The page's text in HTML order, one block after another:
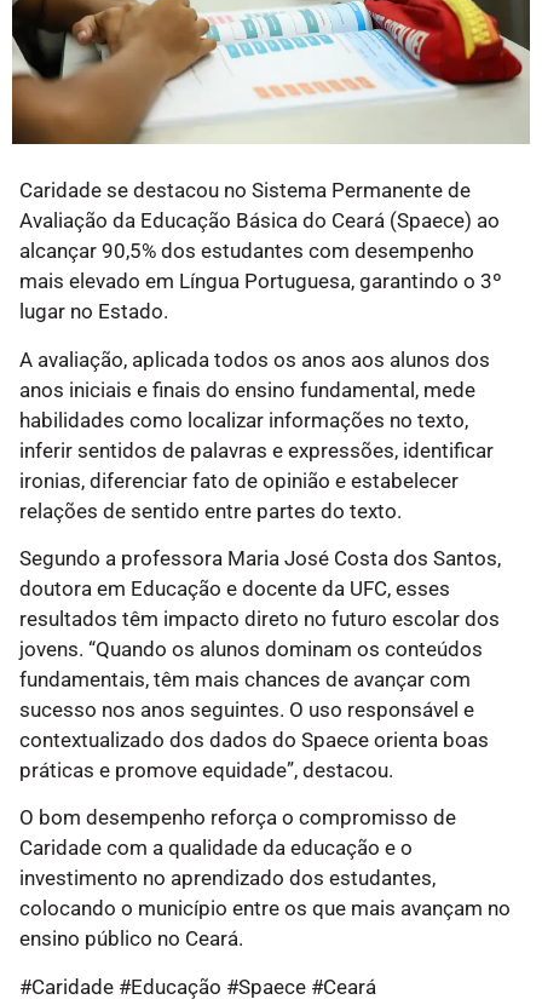
Caridade se destacou no Sistema Permanente de
Avaliação da Educação Básica do Ceará (Spaece) ao
alcançar 90,5% dos estudantes com desempenho
mais elevado em Língua Portuguesa, garantindo o 3º
lugar no Estado.
A avaliação, aplicada todos os anos aos alunos dos
anos iniciais e finais do ensino fundamental, mede
habilidades como localizar informações no texto,
inferir sentidos de palavras e expressões, identificar
ironias, diferenciar fato de opinião e estabelecer
relações de sentido entre partes do texto.
Segundo a professora Maria José Costa dos Santos,
doutora em Educação e docente da UFC, esses
resultados têm impacto direto no futuro escolar dos
jovens. “Quando os alunos dominam os conteúdos
fundamentais, têm mais chances de avançar com
sucesso nos anos seguintes. O uso responsável e
contextualizado dos dados do Spaece orienta boas
práticas e promove equidade”, destacou.
O bom desempenho reforça o compromisso de
Caridade com a qualidade da educação e o
investimento no aprendizado dos estudantes,
colocando o município entre os que mais avançam no
ensino público no Ceará.
#Caridade #Educação #Spaece #Ceará